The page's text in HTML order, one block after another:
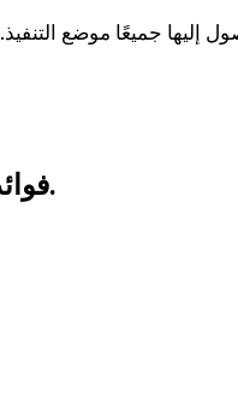
إليها جميعًا موضع
10 فوائد صحية مذهلة للتنفس العميق.